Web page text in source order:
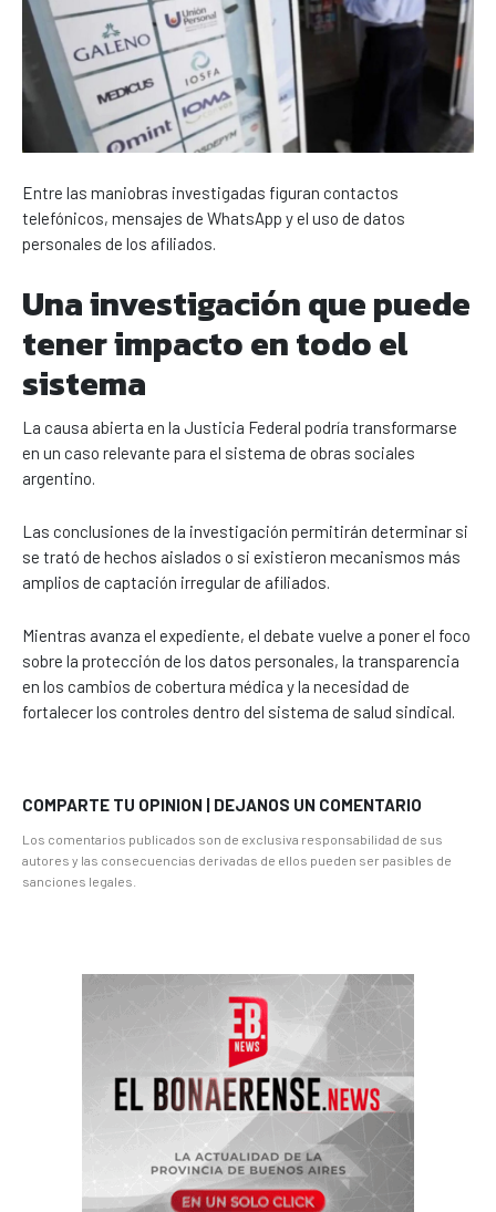
Entre las maniobras investigadas figuran contactos
telefónicos, mensajes de WhatsApp y el uso de datos
personales de los afiliados.
Una investigación que puede
tener impacto en todo el
sistema
La causa abierta en la Justicia Federal podría transformarse
en un caso relevante para el sistema de obras sociales
argentino.
Las conclusiones de la investigación permitirán determinar si
se trató de hechos aislados o si existieron mecanismos más
amplios de captación irregular de afiliados.
Mientras avanza el expediente, el debate vuelve a poner el foco
sobre la protección de los datos personales, la transparencia
en los cambios de cobertura médica y la necesidad de
fortalecer los controles dentro del sistema de salud sindical.
COMPARTE TU OPINION | DEJANOS UN COMENTARIO
Los comentarios publicados son de exclusiva responsabilidad de sus
autores y las consecuencias derivadas de ellos pueden ser pasibles de
sanciones legales.